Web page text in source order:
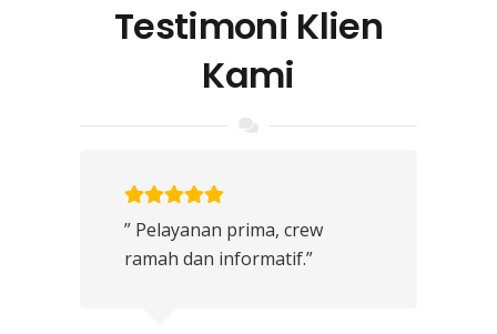
Testimoni Klien
Kami
” Pelayanan prima, crew
ramah dan informatif.”